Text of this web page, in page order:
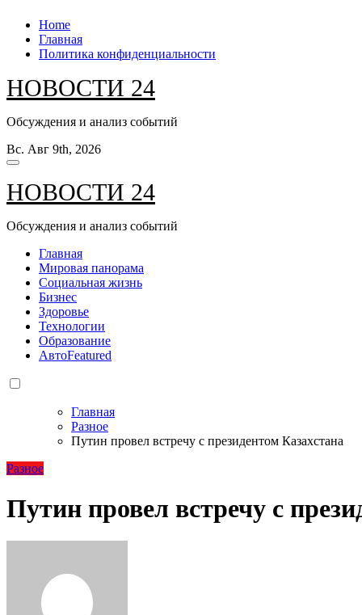
Перейти
содержанию
Home
Главная
Политика конфиденциальности
НОВОСТИ 24
Обсуждения и анализ событий
Вс. Авг 9th, 2026
НОВОСТИ 24
Обсуждения и анализ событий
Главная
Мировая панорама
Социальная жизнь
Бизнес
Здоровье
Технологии
Образование
АвтоFeatured
Главная
Разное
Путин провел встречу с президентом Казахстана
Разное
Путин провел встречу с